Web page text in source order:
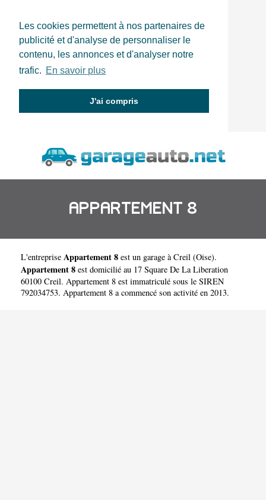
Les cookies permettent à nos partenaires de
publicité et d'analyse de personnaliser le
contenu, les annonces et d'analyser notre
trafic. En savoir plus
J'ai compris
APPARTEMENT 8
L'entreprise Appartement 8 est un garage à Creil (Oise).
Appartement 8 est domicilié au 17 Square De La Liberation
60100 Creil. Appartement 8 est immatriculé sous le SIREN
792034753. Appartement 8 a commencé son activité en 2013.